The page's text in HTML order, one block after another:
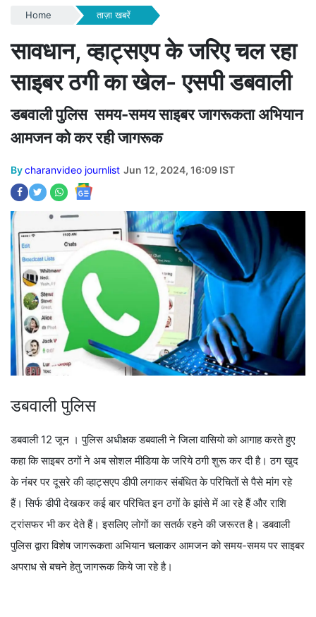
Home ताज़ा खबरें
सावधान, व्हाट्सएप के जरिए चल रहा
साइबर ठगी का खेल- एसपी डबवाली
डबवाली पुलिस समय-समय साइबर जागरूकता अभियान
आमजन को कर रही जागरूक
Bycharanvideo journlist Jun 12, 2024, 16:09 IST
डबवाली पुलिस
डबवाली 12 जून । पुलिस अधीक्षक डबवाली ने जिला वासियो को आगाह करते हुए
कहा कि साइबर ठगों ने अब सोशल मीडिया के जरिये ठगी शुरू कर दी है। ठग खुद
के नंबर पर दूसरे की व्हाट्सएप डीपी लगाकर संबंधित के परिचितों से पैसे मांग रहे
हैं। सिर्फ डीपी देखकर कई बार परिचित इन ठगों के झांसे में आ रहे हैं और राशि
ट्रांसफर भी कर देते हैं। इसलिए लोगों का सतर्क रहने की जरूरत है। डबवाली
पुलिस द्वारा विशेष जागरूकता अभियान चलाकर आमजन को समय-समय पर साइबर
अपराध से बचने हेतु जागरूक किये जा रहे है।